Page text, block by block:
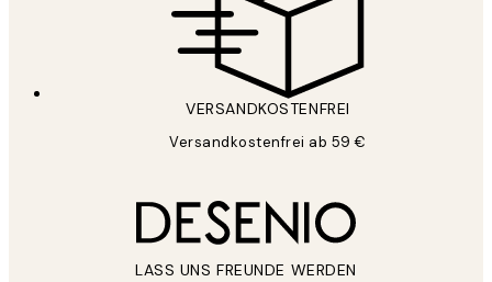
VERSANDKOSTENFREI
Versandkostenfrei ab 59 €
LASS UNS FREUNDE WERDEN